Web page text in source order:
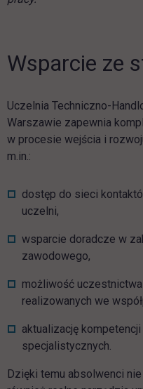
Wsparcie ze
Uczelnia Techniczno-
Warszawie zapewnia
w procesie wejścia i
m.in.:
dostęp do sieci
uczelni,
wsparcie doradcze w
zawodowego,
możliwość
realizowanych we
aktualizację
specjalistycznych.
Dzięki temu absolwenci